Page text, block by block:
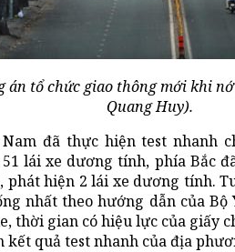
án tổ chức giao thông mới khi
Quang Huy).
đã thực hiện test nhanh
lái xe dương tính, phía Bắc
hiện 2 lái xe dương tính.
nhất theo hướng dẫn của
thời gian có hiệu lực của giấy
kết quả test nhanh của địa